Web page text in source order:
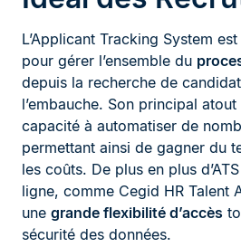
L’Applicant Tracking System
pour gérer l’ensemble du
depuis la recherche de
l’embauche. Son principal
capacité à automatiser de
permettant ainsi de gagner du
les coûts. De plus en plus
ligne, comme Cegid HR Talent
une grande flexibilité d’accès
sécurité des données.